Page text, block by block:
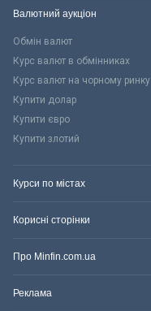
Валютний аукціон
Обмін валют
Курс валют в обмінниках
Курс валют на чорному ринку
Купити долар
Купити євро
Купити злотий
Курси по містах
Корисні сторінки
Про Minfin.com.ua
Реклама